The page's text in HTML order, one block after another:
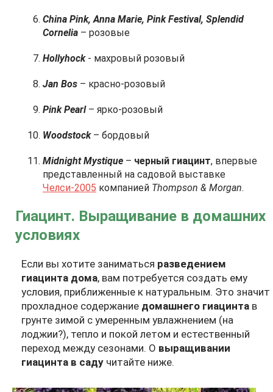
China Pink, Anna Marie, Pink Festival, Splendid
Cornelia – розовые
Hollyhock- махровый розовый
Jan Bos – красно-розовый
Pink Pearl– ярко-розовый
Woodstock– бордовый
Midnight Mystique – черный гиацинт, впервые
представленный на садовой выставке
Челси-2005 компанией Thompson & Morgan.
Гиацинт. Выращивание в домашних
условиях
Если вы хотите заниматься разведением
гиацинта дома, вам потребуется создать ему
условия, приближенные к натуральным. Это значит
прохладное содержание домашнего гиацинта в
грунте зимой с умеренным увлажнением (на
лоджии?), тепло и покой летом и естественный
переход между сезонами. О выращивании
гиацинта в саду читайте ниже.